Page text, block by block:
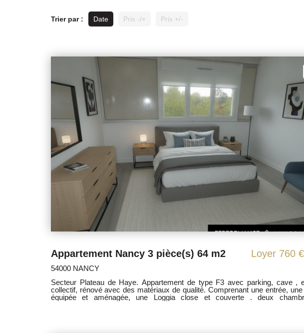
Trier par : Date Prix -/+ Prix +/-
Appartement Nancy 3 pièce(s) 64 m2 Loyer 760
54000 NANCY
Secteur Plateau de Haye. Appartement de type F3 avec parking, cave , et jardin
collectif, rénové avec des matériaux de qualité. Comprenant une entrée, une cuisine
équipée et aménagée, une Loggia close et couverte . deux